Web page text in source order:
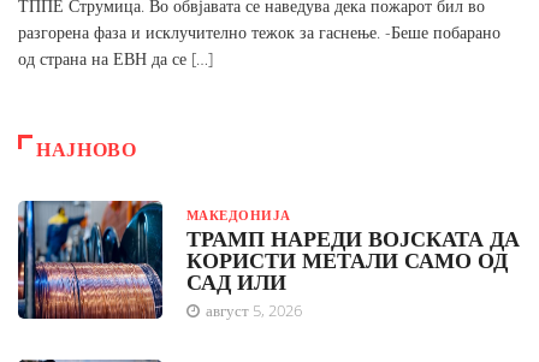
ТППЕ Струмица. Во обвјавата се наведува дека пожарот бил во
разгорена фаза и исклучително тежок за гаснење. -Беше побарано
од страна на ЕВН да се […]
НАЈНОВО
МАКЕДОНИЈА
ТРАМП НАРЕДИ ВОЈСКАТА ДА
КОРИСТИ МЕТАЛИ САМО ОД
САД ИЛИ
август 5, 2026